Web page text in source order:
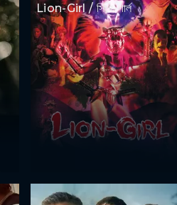
Lion-Girl / সিংহ-গার্ল